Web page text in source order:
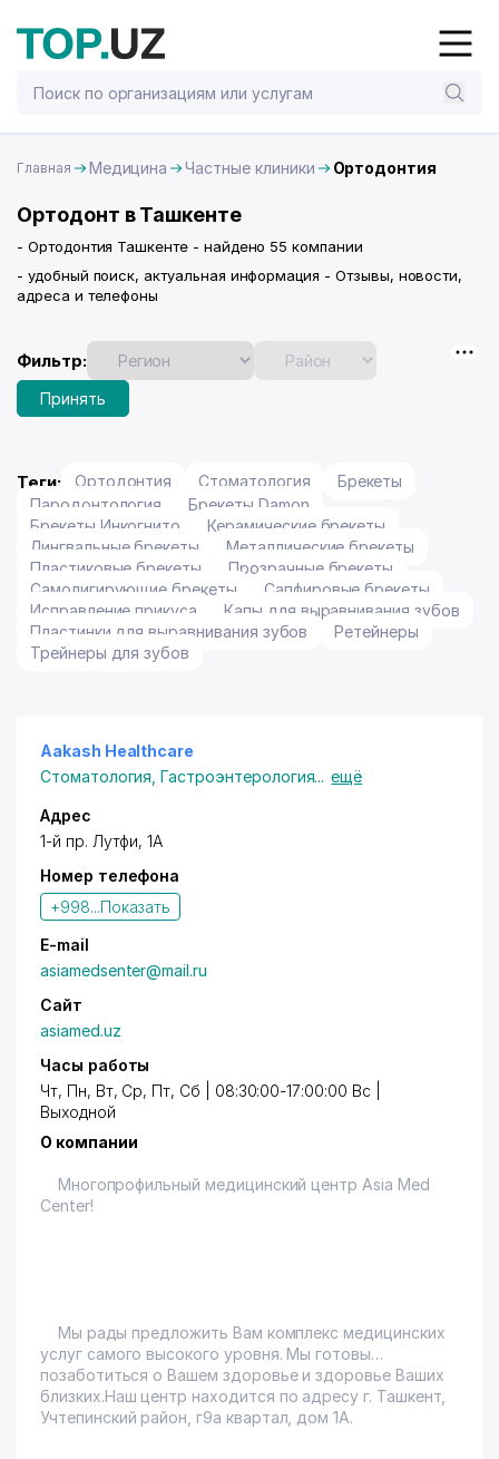
Главная Медицина Частные клиники Ортодонтия
Ортодонт в Ташкенте
- Ортодонтия Ташкенте - найдено 55 компании
- удобный поиск, актуальная информация - Отзывы, новости,
адреса и телефоны
Фильтр:
Принять
Теги: Ортодонтия Стоматология
Брекеты
Пародонтология
Брекеты Damon
Брекеты Инкогнито
Керамические брекеты
Лингвальные брекеты
Металлические брекеты
Пластиковые брекеты
Прозрачные брекеты
Самолигирующие брекеты
Сапфировые брекеты
Исправление прикуса
Капы для выравнивания зубов
Пластинки для выравнивания зубов
Ретейнеры
Трейнеры для зубов
Aakash Healthcare
Стоматология ,Гастроэнтерология... ещё
Адрес
1-й пр. Лутфи, 1А
Номер телефона
+998...Показать
E-mail
asiamedsenter@mail.ru
Сайт
asiamed.uz
Часы работы
Чт, Пн, Вт, Ср, Пт, Сб | 08:30:00-17:00:00 Вс |
Выходной
О компании
Многопрофильный медицинский центр Asia Med
Center!
Мы рады предложить Вам комплекс медицинских
услуг самого высокого уровня. Мы готовы
позаботиться о Вашем здоровье и здоровье Ваших
близких.Наш центр находится по адресу г. Ташкент,
Учтепинский район, г9а квартал, дом 1А.